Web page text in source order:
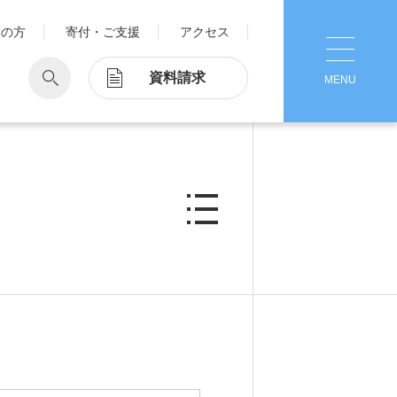
方 寄付・ご支援 アクセス
資料請求
MENU
1. Action！x 工学院大学